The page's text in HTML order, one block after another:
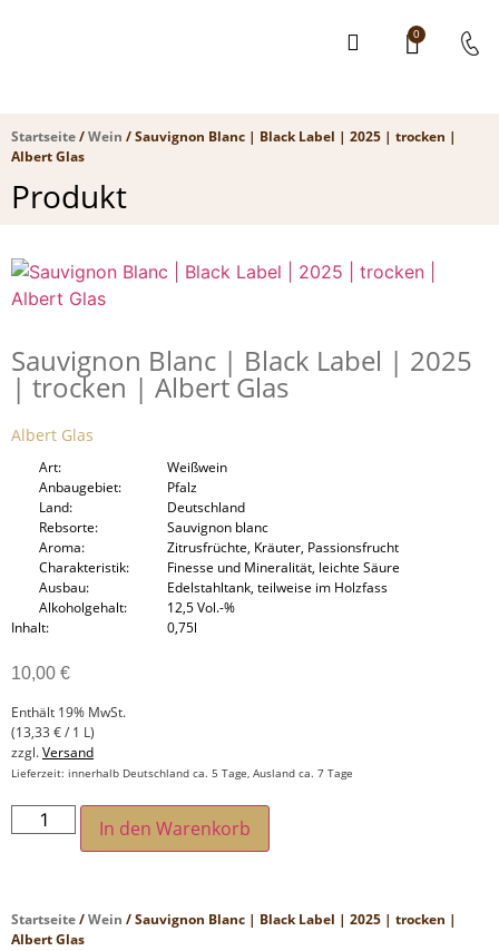
0
Startseite/Wein / Sauvignon Blanc | Black Label | 2025 | trocken |
Albert Glas
Produkt
Sauvignon Blanc | Black Label | 2025
| trocken | Albert Glas
Albert Glas
Art
Weißwein
Anbaugebiet
Pfalz
Land
Deutschland
Rebsorte
Sauvignon blanc
Aroma
Zitrusfrüchte, Kräuter, Passionsfrucht
Charakteristik
Finesse und Mineralität, leichte Säure
Ausbau
Edelstahltank, teilweise im Holzfass
Alkoholgehalt
12,5 Vol.-%
Inhalt
0,75l
10,00 €
Enthält 19% MwSt.
(13,33 €/ 1 L)
zzgl.Versand
Lieferzeit: innerhalb Deutschland ca. 5 Tage, Ausland ca. 7 Tage
In den Warenkorb
Startseite/Wein / Sauvignon Blanc | Black Label | 2025 | trocken |
Albert Glas